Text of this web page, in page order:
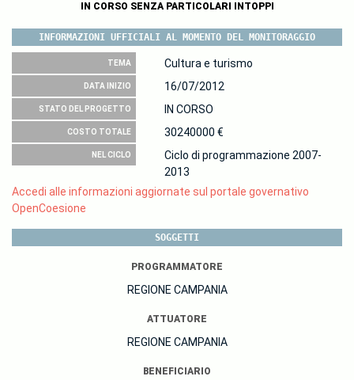
IN CORSO SENZA PARTICOLARI INTOPPI
INFORMAZIONI UFFICIALI AL MOMENTO DEL MONITORAGGIO
TEMA Cultura e turismo
DATA INIZIO 16/07/2012
STATO DEL PROGETTO IN CORSO
COSTO TOTALE 30240000 €
NEL CICLO
Ciclo di programmazione 2007-
2013
Accedi alle informazioni aggiornate sul portale governativo
OpenCoesione
SOGGETTI
PROGRAMMATORE
REGIONE CAMPANIA
ATTUATORE
REGIONE CAMPANIA
BENEFICIARIO